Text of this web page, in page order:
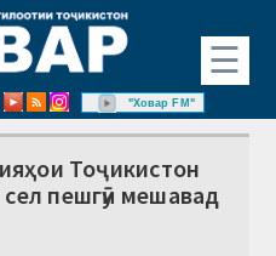
☰
"Ховар FM"
Тоҷикистон
пешгӯӣ мешавад